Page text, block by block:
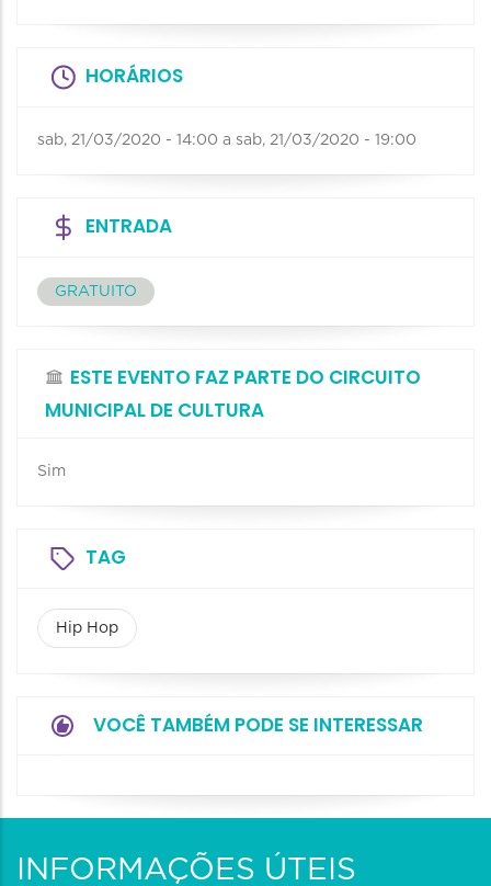
HORÁRIOS
sab, 21/03/2020 - 14:00 a sab, 21/03/2020 - 19:00
ENTRADA
GRATUITO
ESTE EVENTO FAZ PARTE DO CIRCUITO
MUNICIPAL DE CULTURA
Sim
TAG
Hip Hop
VOCÊ TAMBÉM PODE SE INTERESSAR
INFORMAÇÕES ÚTEIS